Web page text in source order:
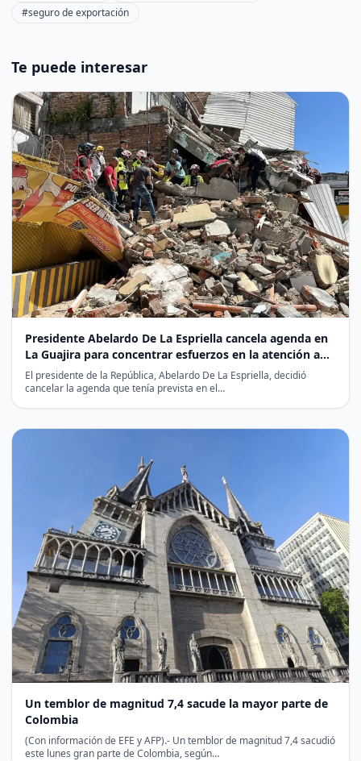
#seguro de exportación
Te puede interesar
Presidente Abelardo De La Espriella cancela agenda en
La Guajira para concentrar esfuerzos en la atención a
los damnificados por la emergencia
El presidente de la República, Abelardo De La Espriella, decidió
cancelar la agenda que tenía prevista en el…
Un temblor de magnitud 7,4 sacude la mayor parte de
Colombia
(Con información de EFE y AFP).- Un temblor de magnitud 7,4 sacudió
este lunes gran parte de Colombia, según…